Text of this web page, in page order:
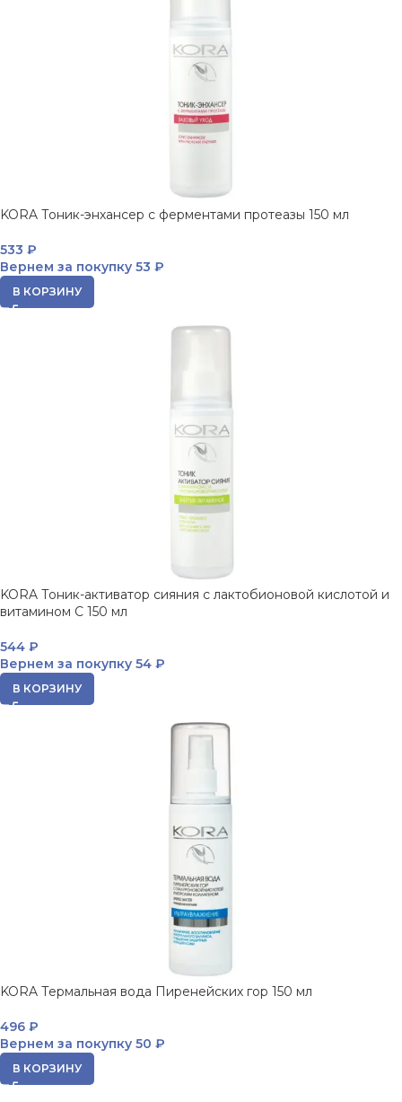
KORA Тоник-энхансер с ферментами протеазы 150 мл
533 ₽
Вернем за покупку 53 ₽
В КОРЗИНУ
KORA Тоник-активатор сияния с лактобионовой кислотой и
витамином С 150 мл
544 ₽
Вернем за покупку 54 ₽
В КОРЗИНУ
KORA Термальная вода Пиренейских гор 150 мл
496 ₽
Вернем за покупку 50 ₽
В КОРЗИНУ